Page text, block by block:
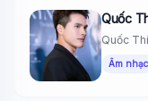
Quốc
Quốc
ngày 9...
Âm nhạc